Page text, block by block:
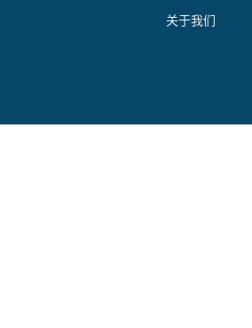
关于我们